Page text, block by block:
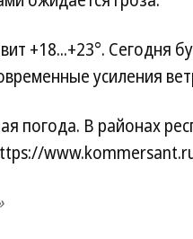
+18...+23°. Сегодня
усиления
погода. В районах